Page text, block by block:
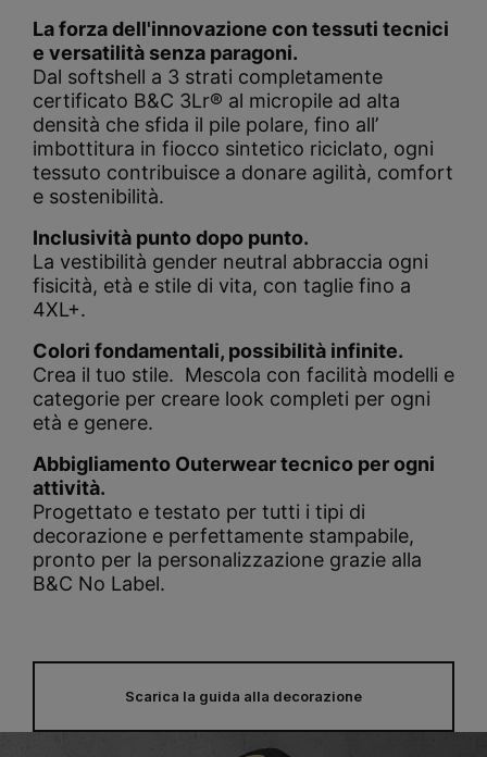
La forza dell'innovazione con tessuti tecnici
e versatilità senza paragoni.
Dal softshell a 3 strati completamente
certificato B&C 3Lr® al micropile ad alta
densità che sfida il pile polare, fino all’
imbottitura in fiocco sintetico riciclato, ogni
tessuto contribuisce a donare agilità, comfort
e sostenibilità.
Inclusività punto dopo punto.
La vestibilità gender neutral abbraccia ogni
fisicità, età e stile di vita, con taglie fino a
4XL+.
Colori fondamentali, possibilità infinite.
Crea il tuo stile. Mescola con facilità modelli e
categorie per creare look completi per ogni
età e genere.
Abbigliamento Outerwear tecnico per ogni
attività.
Progettato e testato per tutti i tipi di
decorazione e perfettamente stampabile,
pronto per la personalizzazione grazie alla
B&C No Label.
Scarica la guida alla decorazione